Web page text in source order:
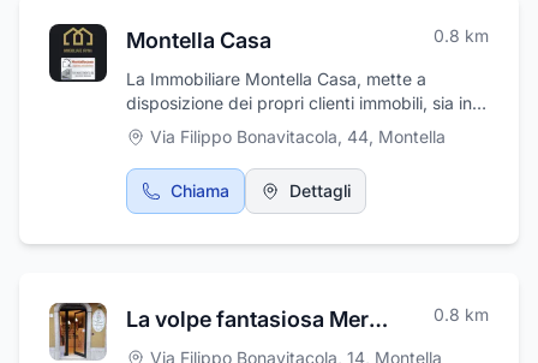
Montella Casa 0.8 km
La Immobiliare Montella Casa, mette a
disposizione dei propri clienti immobili, sia in
acquisto che in affitto, siti in Montella (AV) e
zone limitrofe, la maggior parte ideali anche
come casa vacanza. E' un agenzia
immobiliare che opera sul territorio con
occupandosi della gestione di tutte le
cortese e qualificato sarà a vostra
Via Filippo Bonavitacola, 44, Montella
Chiama Dettagli
La volpe fantasiosa Merceria creativa Ricamificio 0.8 km
Via Filippo Bonavitacola, 14, Montella